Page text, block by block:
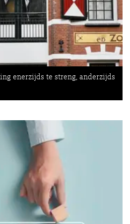
enerzijds te streng, anderzijds